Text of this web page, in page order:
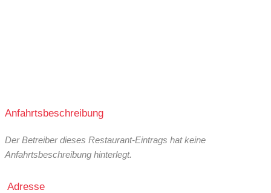
Anfahrtsbeschreibung
Der Betreiber dieses Restaurant-Eintrags hat keine
Anfahrtsbeschreibung hinterlegt.
Adresse